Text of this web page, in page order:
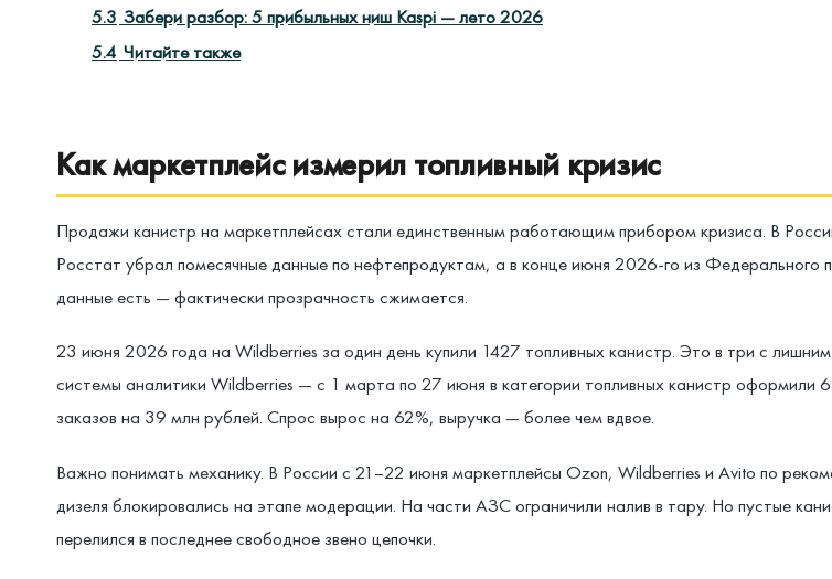
5.3 Забери разбор: 5 прибыльных ниш Kaspi — лето 2026
5.4 Читайте также
Как маркетплейс измерил топливный кризис
Продажи канистр на маркетплейсах стали единственным работающим прибором кризиса. В
Росстат убрал помесячные данные по нефтепродуктам, а в конце июня 2026-го из
данные есть — фактически прозрачность сжимается.
23 июня 2026 года на Wildberries за один день купили 1427 топливных канистр. Это в три с
системы аналитики Wildberries — с 1 марта по 27 июня в категории топливных канистр
заказов на 39 млн рублей. Спрос вырос на 62%, выручка — более чем вдвое.
Важно понимать механику. В России с 21–22 июня маркетплейсы Ozon, Wildberries и Avito по
дизеля блокировались на этапе модерации. На части АЗС ограничили налив в тару. Но пустые
перелился в последнее свободное звено цепочки.